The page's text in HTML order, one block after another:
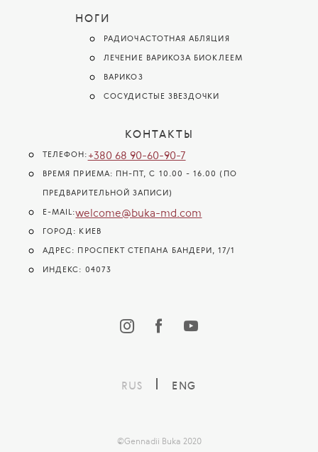
НОГИ
РАДИОЧАСТОТНАЯ АБЛЯЦИЯ
ЛЕЧЕНИЕ ВАРИКОЗА БИОКЛЕЕМ
ВАРИКОЗ
СОСУДИСТЫЕ ЗВЕЗДОЧКИ
КОНТАКТЫ
ТЕЛЕФОН: +380 68 90-60-90-7
ВРЕМЯ ПРИЕМА: ПН-ПТ, С 10.00 - 16.00 (ПО
ПРЕДВАРИТЕЛЬНОЙ ЗАПИСИ)
E-MAIL:welcome@buka-md.com
ГОРОД: КИЕВ
АДРЕС: ПРОСПЕКТ СТЕПАНА БАНДЕРИ, 17/1
ИНДЕКС: 04073
©Gennadii Buka 2020
RUS ENG